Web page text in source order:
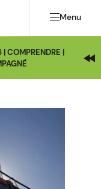
Menu
COMPRENDRE |